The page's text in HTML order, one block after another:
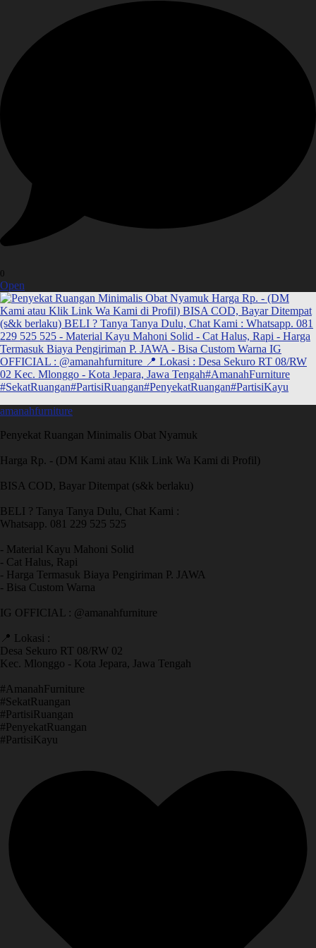
0
Open
amanahfurniture
Penyekat Ruangan Minimalis Obat Nyamuk
Harga Rp. - (DM Kami atau Klik Link Wa Kami di Profil)
BISA COD, Bayar Ditempat (s&k berlaku)
BELI ? Tanya Tanya Dulu, Chat Kami :
Whatsapp. 081 229 525 525
- Material Kayu Mahoni Solid
- Cat Halus, Rapi
- Harga Termasuk Biaya Pengiriman P. JAWA
- Bisa Custom Warna
IG OFFICIAL : @amanahfurniture
📍 Lokasi :
Desa Sekuro RT 08/RW 02
Kec. Mlonggo - Kota Jepara, Jawa Tengah
​#AmanahFurniture
​#SekatRuangan
​#PartisiRuangan
​#PenyekatRuangan
​#PartisiKayu